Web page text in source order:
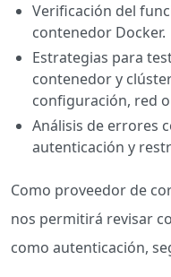
Verificación del
contenedor Docker.
Estrategias para
contenedor y
configuración, red
Análisis de errores
autenticación y
Como proveedor de
nos permitirá revisar
como autenticación,